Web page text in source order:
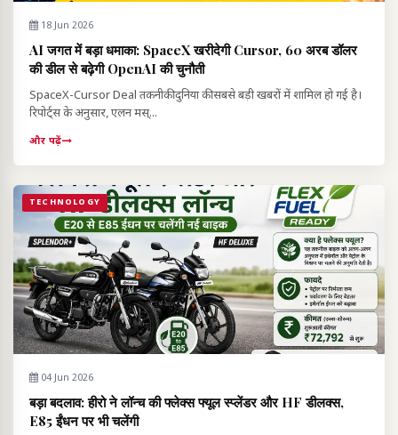
18 Jun 2026
AI जगत में बड़ा धमाका: SpaceX खरीदेगी Cursor, 60 अरब डॉलर
की डील से बढ़ेगी OpenAI की चुनौती
SpaceX-Cursor Deal तकनीकी दुनिया की सबसे बड़ी खबरों में शामिल हो गई है।
रिपोर्ट्स के अनुसार, एलन मस्...
और पढ़ें
TECHNOLOGY
04 Jun 2026
बड़ा बदलाव: हीरो ने लॉन्च की फ्लेक्स फ्यूल स्प्लेंडर और HF डीलक्स,
E85 ईंधन पर भी चलेंगी